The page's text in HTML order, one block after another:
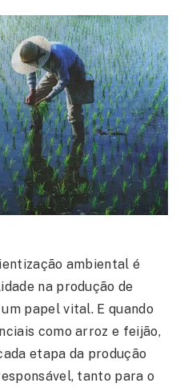
ambiental é
na produção de
papel vital. E quando
como arroz e feijão,
etapa da produção
tanto para o